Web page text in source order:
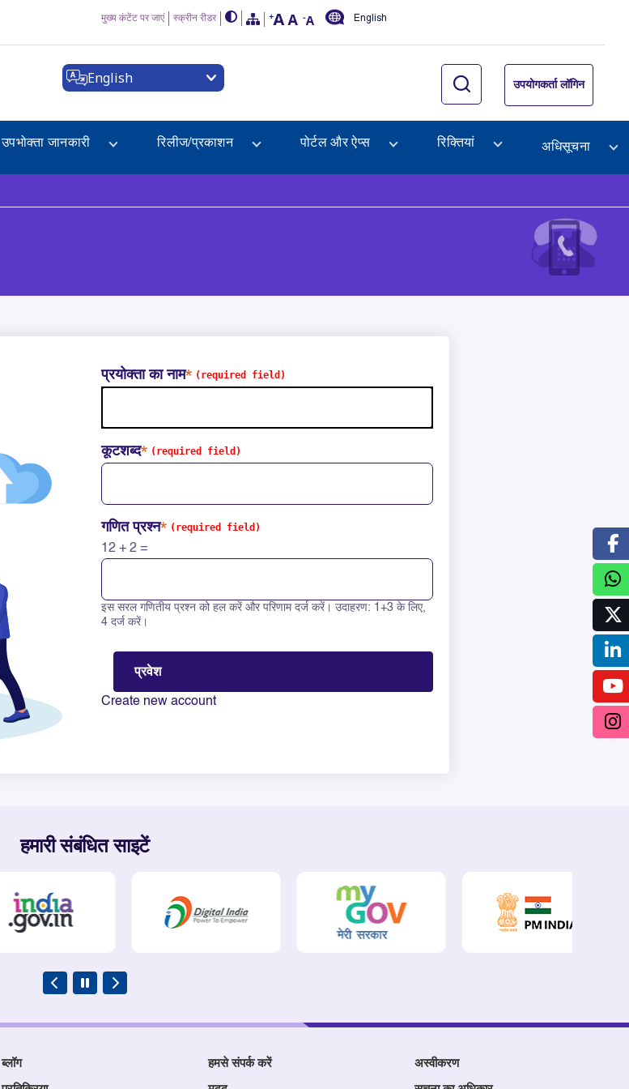
मुख्य कंटेंट पर जाएं स्क्रीन रीडर English
English उपयोगकर्ता लॉगिन
उपभोक्ता जानकारी रिलीज/प्रकाशन पोर्टल और ऐप्स रिक्तियां अधिसूचना
प्रयोक्ता का नाम
कूटशब्द
गणित प्रश्न
12 + 2 =
Solve this math question: 12 + 2 =
इस सरल गणितीय प्रश्न को हल करें और परिणाम दर्ज करें। उदाहरण: 1+3 के लिए,
4 दर्ज करें।
Create new account
हमारी संबंधित साइटें
ब्लॉग हमसे संपर्क करें अस्वीकरण